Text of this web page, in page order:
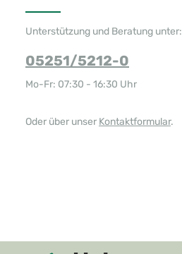
Unterstützung und Beratung unter:
05251/5212-0
Mo-Fr: 07:30 - 16:30 Uhr
Oder über unser Kontaktformular.